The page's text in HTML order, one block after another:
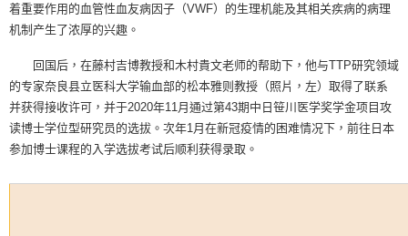
着重要作用的血管性血友病因子（VWF）的生理机能及其相关疾病的病理
机制产生了浓厚的兴趣。
回国后，在藤村吉博教授和木村貴文老师的帮助下，他与TTP研究领域
的专家奈良县立医科大学输血部的松本雅则教授（照片，左）取得了联系
并获得接收许可，并于2020年11月通过第43期中日笹川医学奖学金项目攻
读博士学位型研究员的选拔。次年1月在新冠疫情的困难情况下，前往日本
参加博士课程的入学选拔考试后顺利获得录取。